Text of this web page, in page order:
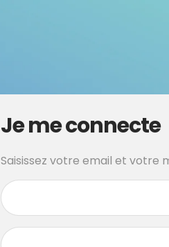
Je me connecte
Saisissez votre email et votre